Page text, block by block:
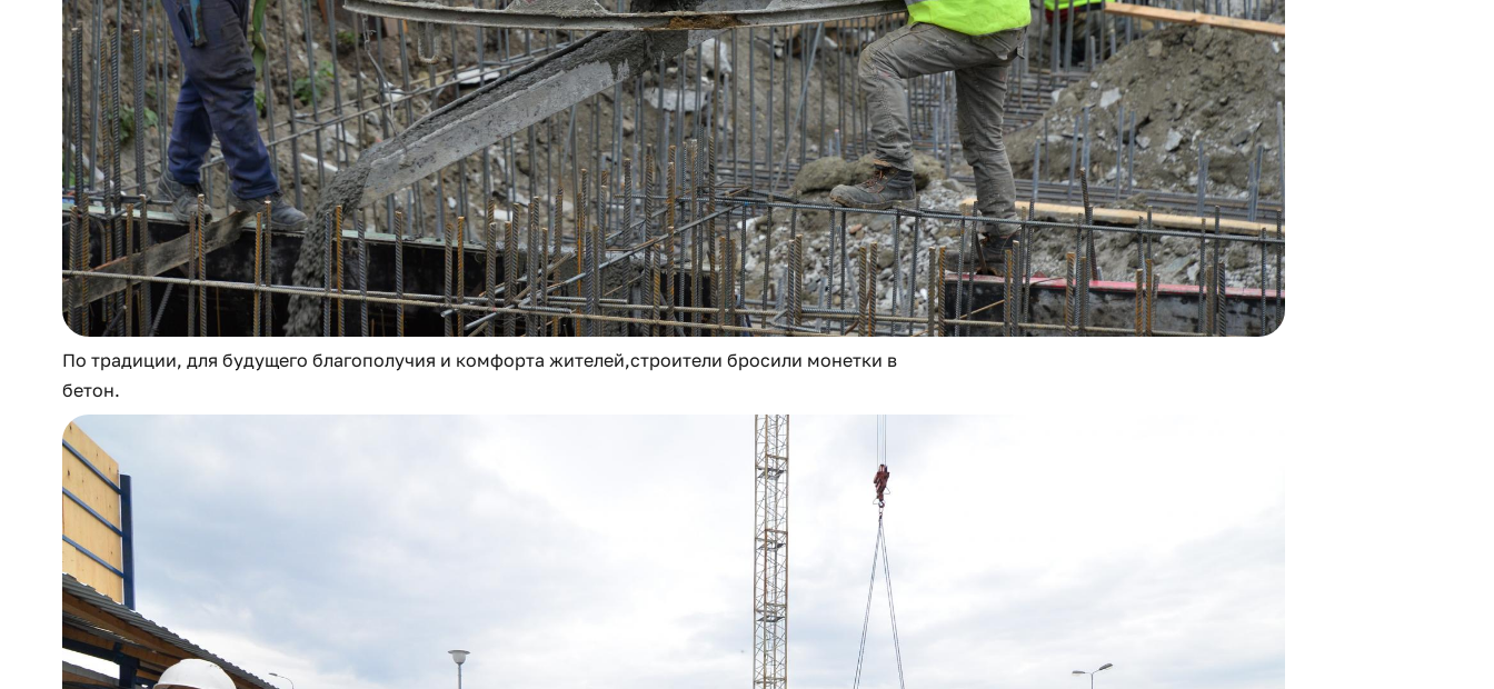
По традиции, для будущего благополучия и комфорта жителей,строители бросили монетки в
бетон.